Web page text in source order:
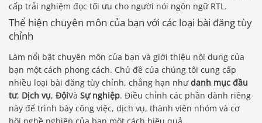
cấp trải nghiệm đọc tối ưu cho người nói ngôn ngữ RTL.
Thể hiện chuyên môn của bạn với các loại bài đăng tùy
chỉnh
Làm nổi bật chuyên môn của bạn và giới thiệu nội dung của
bạn một cách phong cách. Chủ đề của chúng tôi cung cấp
nhiều loại bài đăng tùy chỉnh, chẳng hạn nhưdanh mục đầu
tư, Dịch vụ, ĐộiVà Sự nghiệp. Điều chỉnh các phần dành riêng
này để trình bày công việc, dịch vụ, thành viên nhóm và cơ